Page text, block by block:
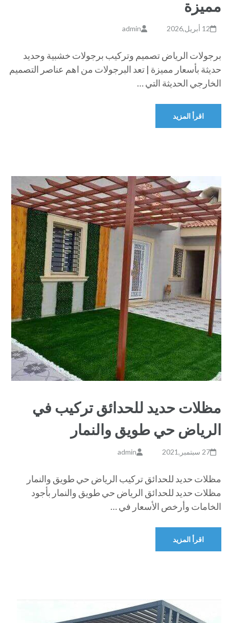
مميزة
12 أبريل,2026 admin
برجولات الرياض تصميم وتركيب برجولات خشبية وحديد
حديثة بأسعار مميزة | تعد البرجولات من اهم عناصر التصميم
الخارجي الحديثة التي …
اقرأ المزيد
مظلات حديد للحدائق تركيب في
الرياض حي طويق والنمار
27 سبتمبر,2021 admin
مظلات حديد للحدائق تركيب الرياض حي طويق والنمار
مظلات حديد للحدائق الرياض حي طويق والنمار بأجود
الخامات وأرخص الأسعار في …
اقرأ المزيد